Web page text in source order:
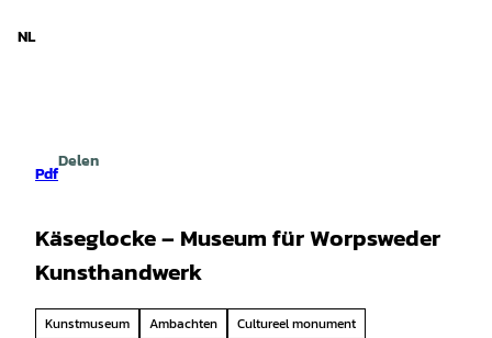
NL
Pdf
Delen
Käseglocke – Museum für Worpsweder
Kunsthandwerk
Kunstmuseum Ambachten
Cultureel monument